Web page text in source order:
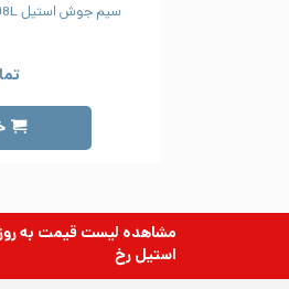
سیم جوش استیل 308L سایز 2.4
مشاهده لیست قیمت به
استیل رخ